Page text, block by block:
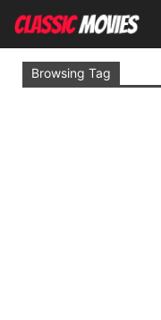
Browsing Tag